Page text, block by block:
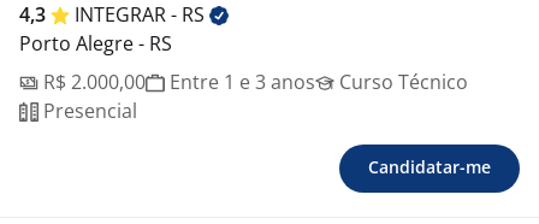
4,3 INTEGRAR - RS
Porto Alegre - RS
R$ 2.000,00
Entre 1 e 3 anos
Curso Técnico
Presencial
Candidatar-me